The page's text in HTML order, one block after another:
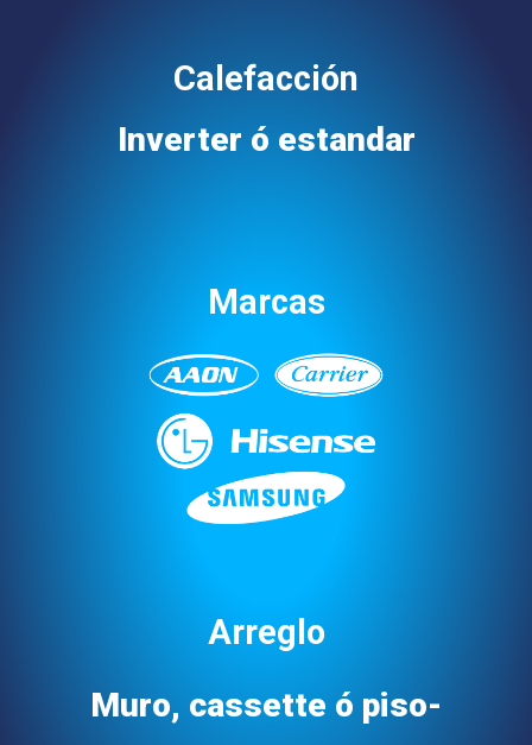
Calefacción
Inverter ó estandar
Marcas
Arreglo
Muro, cassette ó piso-